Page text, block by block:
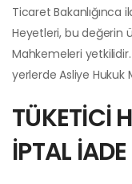
Ticaret
Heyetleri, bu değerin
Mahkemeleri
yerlerde Asliye Hukuk
TÜKETİCİ
İPTAL